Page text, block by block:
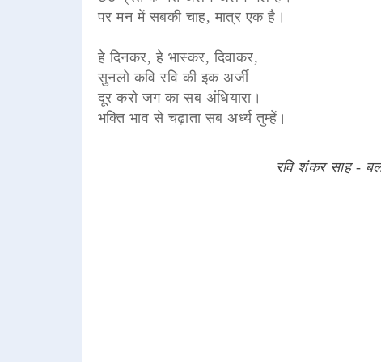
पर मन में सबकी चाह, मात्र एक है।
हे दिनकर, हे भास्कर, दिवाकर,
सुनलो कवि रवि की इक अर्जी
दूर करो जग का सब अंधियारा।
भक्ति भाव से चढ़ाता सब अर्ध्य तुम्हें।
रवि शंकर साह -